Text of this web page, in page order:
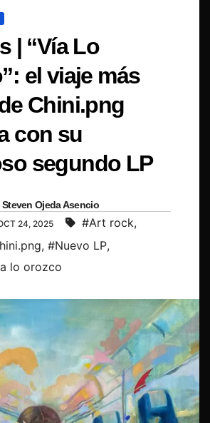
| “Vía Lo
el viaje más
Chini.png
con su
segundo LP
Steven Ojeda Asencio
24, 2025 #Art rock,
, #Nuevo LP,
lo orozco